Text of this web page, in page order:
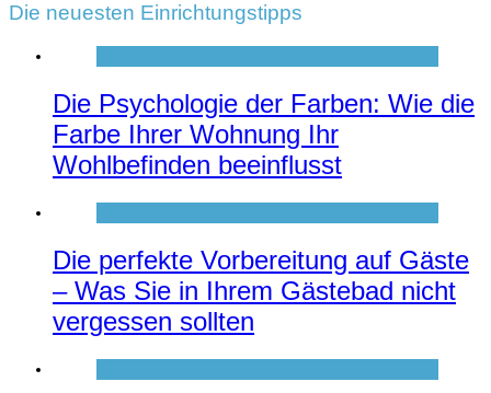
Die neuesten Einrichtungstipps
Die Psychologie der Farben: Wie die
Farbe Ihrer Wohnung Ihr
Wohlbefinden beeinflusst
Die perfekte Vorbereitung auf Gäste
– Was Sie in Ihrem Gästebad nicht
vergessen sollten